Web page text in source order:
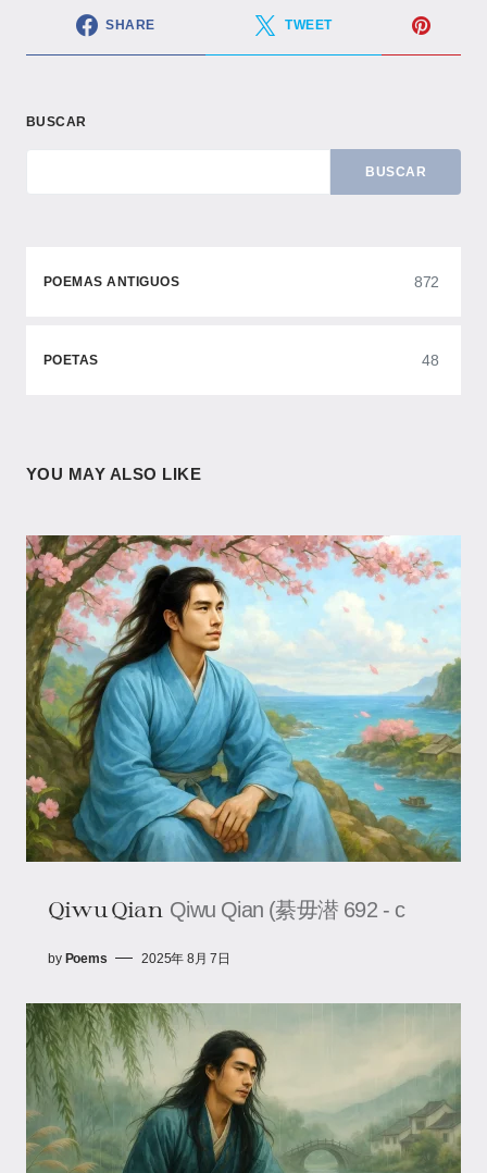
SHARE TWEET
BUSCAR
BUSCAR
POEMAS ANTIGUOS 872
POETAS 48
YOU MAY ALSO LIKE
Qiwu Qian Qiwu Qian (綦毋潜 692 - c
by Poems 2025年 8月 7日